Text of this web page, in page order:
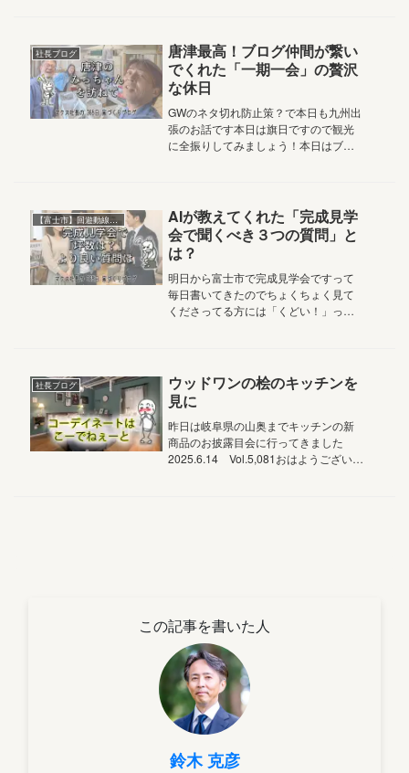
じ野球の試合を見るのに1...
社長ブログ
唐津最高！ブログ仲間が繋い
でくれた「一期一会」の贅沢
な休日
GWのネタ切れ防止策？で本日も九州出
張のお話です本日は旗日ですので観光
に全振りしてみましょう！本日はブロ
人のモッさんそれではイッてみましょ...
【富士市】回遊動線のある家
AIが教えてくれた「完成見学
会で聞くべき３つの質問」と
は？
明日から富士市で完成見学会ですって
毎日書いてきたのでちょくちょく見て
くださってる方には「くどい！」って
いますだって、しつこい営業とかされ
た...
社長ブログ
ウッドワンの桧のキッチンを
見に
昨日は岐阜県の山奥までキッチンの新
商品のお披露目会に行ってきました
2025.6.14 Vol.5,081おはようございま
この記事を書いた人
鈴木 克彦